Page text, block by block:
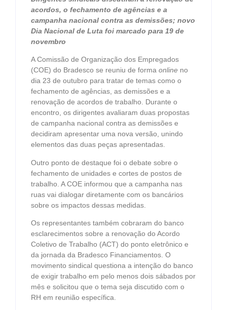
acordos, o fechamento de agências e a
campanha nacional contra as demissões; novo
Dia Nacional de Luta foi marcado para 19 de
novembro
A Comissão de Organização dos Empregados
(COE) do Bradesco se reuniu de forma online no
dia 23 de outubro para tratar de temas como o
fechamento de agências, as demissões e a
renovação de acordos de trabalho. Durante o
encontro, os dirigentes avaliaram duas propostas
de campanha nacional contra as demissões e
decidiram apresentar uma nova versão, unindo
elementos das duas peças apresentadas.
Outro ponto de destaque foi o debate sobre o
fechamento de unidades e cortes de postos de
trabalho. A COE informou que a campanha nas
ruas vai dialogar diretamente com os bancários
sobre os impactos dessas medidas.
Os representantes também cobraram do banco
esclarecimentos sobre a renovação do Acordo
Coletivo de Trabalho (ACT) do ponto eletrônico e
da jornada da Bradesco Financiamentos. O
movimento sindical questiona a intenção do banco
de exigir trabalho em pelo menos dois sábados por
mês e solicitou que o tema seja discutido com o
RH em reunião específica.